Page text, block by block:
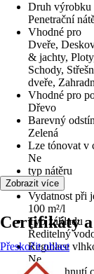
Druh výrobku
Penetrační
Vhodné pro
Dveře,
& jachty,
Schody,
dveře,
Vhodné pro
Dřevo
Barevný odstín
Zelená
Lze tónovat v
Ne
typ nátěru
Krycí
Vydatnost při
100 m²/l
Typ základu
Ředitelný
Regulace
Ne
Doba schnutí
Zobrazit více
Certifikáty
Přeskočit oblast